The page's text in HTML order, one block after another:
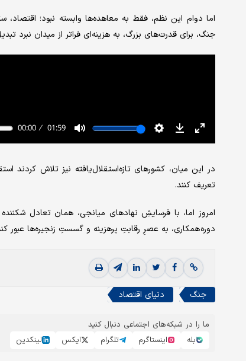
اما دوام این نظم، فقط به معاهده‌ها وابسته نبود؛
جنگ، برای قدرت‌های بزرگ، به هزینه‌ای فراتر از میدان نبرد
در این میان، کشورهای تازه‌استقلال‌یافته نیز تلاش کردند
تعریف کنند.
امروز اما، با فرسایشِ نهادهای میانجی، همان تعادل
دوره‌ همکاری، به عصرِ رقابتِ پرهزینه و گسستِ زنجیره‌ها عبور
جنگ دنیای اقتصاد
ما را در شبکه‌های اجتماعی دنبال کنید
بله
اینستاگرم تلگرام ایکس لینکدین